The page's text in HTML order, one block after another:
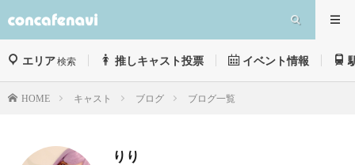
エリア検索 推しキャスト投票 イベント情報
HOME キャスト ブログ ブログ一覧
りり